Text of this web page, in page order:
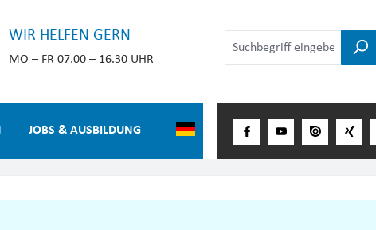
WIR HELFEN GERN
MO – FR 07.00 – 16.30 UHR
JOBS & AUSBILDUNG